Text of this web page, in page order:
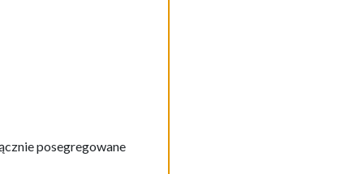
posegregowane